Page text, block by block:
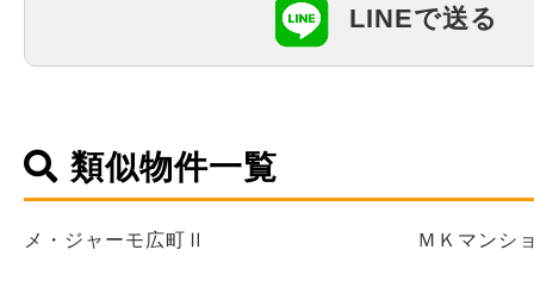
LINEで送る
類似物件一覧
メ・ジャーモ広町Ⅱ ＭＫマンシ